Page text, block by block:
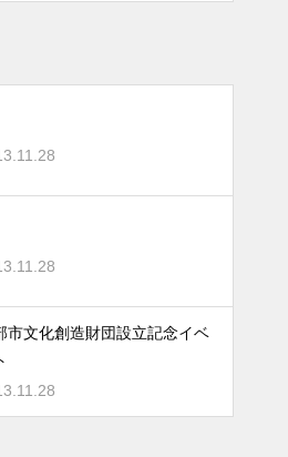
市文化創造財団設立記念イベ